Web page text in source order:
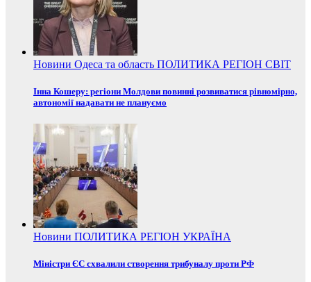
Новини Одеса та область ПОЛИТИКА РЕГІОН СВІТ
Інна Кошеру: регіони Молдови повинні розвиватися рівномірно,
автономії надавати не плануємо
Новини ПОЛИТИКА РЕГІОН УКРАЇНА
Міністри ЄС схвалили створення трибуналу проти РФ